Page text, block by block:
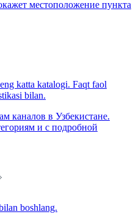
местоположение пункта
katta katalogi. Faqt faol
bilan.
каналов в Узбекистане.
и с подробной
boshlang.